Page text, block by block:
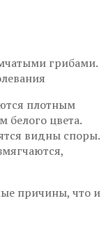
грибами.
плотным
белого цвета.
видны споры.
причины, что и